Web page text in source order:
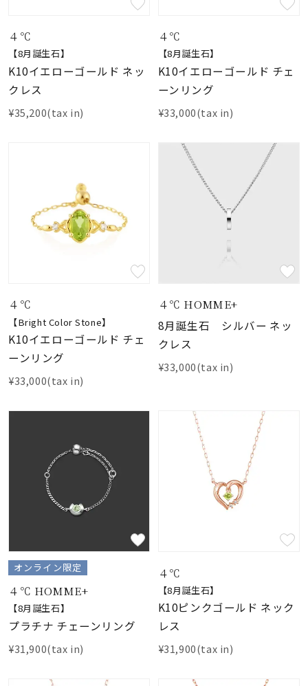
４℃
【8月誕生石】
K10イエローゴールド ネッ
クレス
¥35,200(tax in)
４℃
【8月誕生石】
K10イエローゴールド チェ
ーンリング
¥33,000(tax in)
４℃
【Bright Color Stone】
K10イエローゴールド チェ
ーンリング
¥33,000(tax in)
４℃ HOMME+
8月誕生石 シルバー ネッ
クレス
¥33,000(tax in)
オンライン限定
４℃ HOMME+
【8月誕生石】
プラチナ チェーンリング
¥31,900(tax in)
４℃
【8月誕生石】
K10ピンクゴールド ネック
レス
¥31,900(tax in)